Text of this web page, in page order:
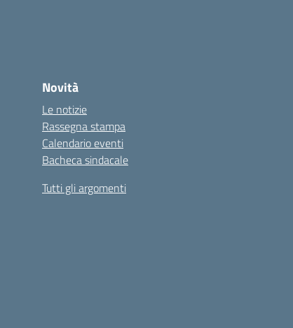
Novità
Le notizie
Rassegna stampa
Calendario eventi
Bacheca sindacale
Tutti gli argomenti